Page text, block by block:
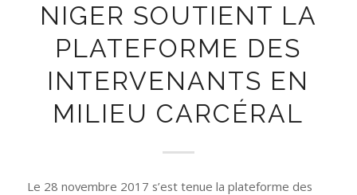
NIGER SOUTIENT LA
PLATEFORME DES
INTERVENANTS EN
MILIEU CARCÉRAL
Le 28 novembre 2017 s’est tenue la plateforme des